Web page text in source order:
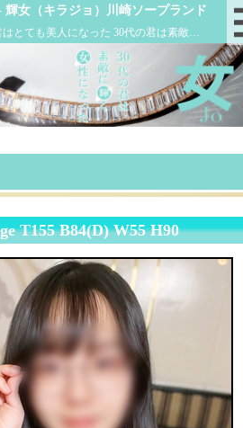
輝女（キラジョ）川崎ソープランド
10代の君は可愛らしく 20代の君はとても美人になった 30代の君は素敵に輝く女性になった
T155 B84(D) W55 H90